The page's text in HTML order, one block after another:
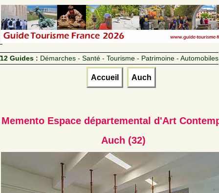
12 Guides : Démarches - Santé - Tourisme - Patrimoine - Automobiles
Accueil Auch
Memento Espace départemental d'Art
Auch (32)